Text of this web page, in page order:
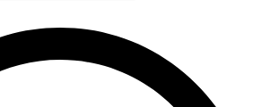
på 27 anmeldelser
Få personlig rådgivning